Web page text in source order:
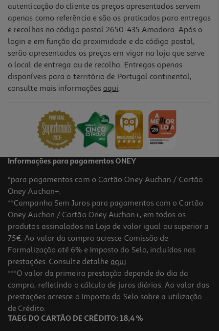
Ração Gato Purina One High Protein Salmão 900g
autenticação do cliente os preços apresentados servem
apenas como referência e são os praticados para entregas
e recolhas no código postal 2650-435 Amadora. Após o
login e em função da proximidade e do código postal,
serão apresentados os preços em vigor na loja que serve
o local de entrega ou de recolha. Entregas apenas
disponíveis para o território de Portugal continental,
consulte mais informações aqui.
Informações para pagamentos ONEY
*para pagamentos com o Cartão Oney Auchan / Cartão
Oney Auchan+.
**Campanha Sem Juros para pagamentos com o Cartão
Oney Auchan / Cartão Oney Auchan+, em todos os
produtos assinalados na Loja de valor igual ou superior a
75€. Ao valor da compra acresce Comissão de
Formalização até 6% e Imposto do Selo, incluídos nas
prestações. Consulte detalhe aqui.
***O valor da primeira prestação depende do dia da
compra, refletindo o cálculo de juros diários. Ao valor das
prestações acresce o Imposto do Selo sobre a utilização
de Crédito.
TAEG DO CARTÃO DE CRÉDITO: 18,4 %